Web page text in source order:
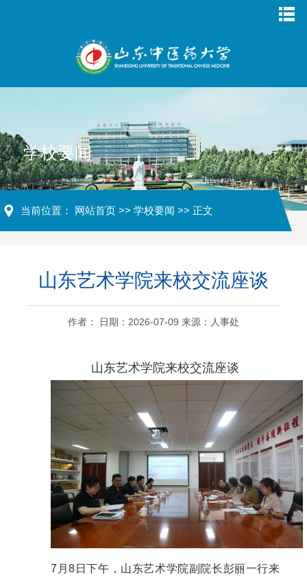
学校要闻
当前位置： 网站首页 >> 学校要闻 >> 正文
山东艺术学院来校交流座谈‍
作者： 日期：2026-07-09 来源：人事处
山东艺术学院来校交流座谈
7月8日下午，山东艺术学院副院长彭丽一行来